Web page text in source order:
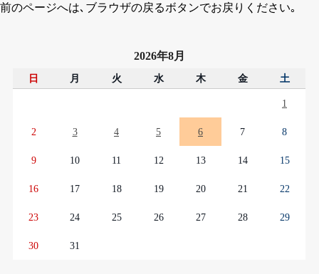
前のページへは､ブラウザの戻るボタンでお戻りください｡
2026年8月
日 月 火 水 木 金 土
1
2 3 4 5 6 7 8
9 10 11 12 13 14 15
16 17 18 19 20 21 22
23 24 25 26 27 28 29
30 31